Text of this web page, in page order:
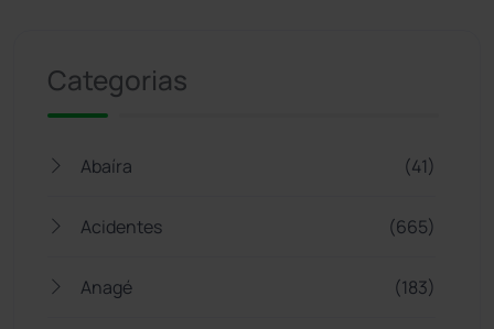
Categorias
Abaíra (41)
Acidentes (665)
Anagé (183)